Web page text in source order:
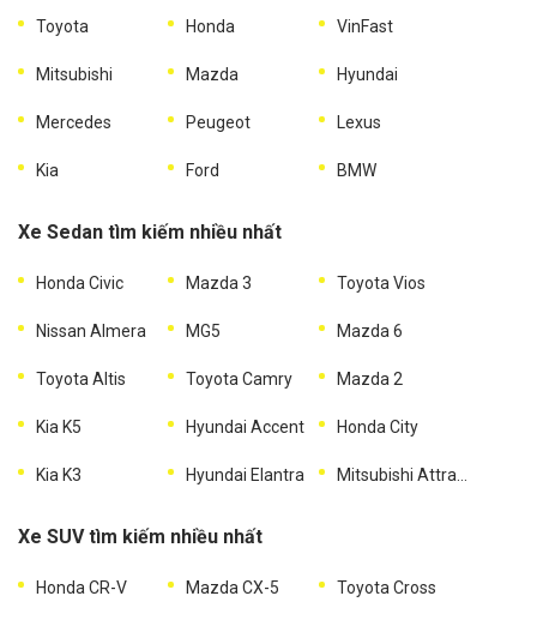
Toyota Honda VinFast
Mitsubishi Mazda Hyundai
Mercedes Peugeot Lexus
Kia Ford BMW
Xe Sedan tìm kiếm nhiều nhất
Honda Civic Mazda 3 Toyota Vios
Nissan Almera MG5 Mazda 6
Toyota Altis Toyota Camry Mazda 2
Kia K5 Hyundai Accent Honda City
Kia K3 Hyundai Elantra
Xe SUV tìm kiếm nhiều nhất
Honda CR-V Mazda CX-5 Toyota Cross